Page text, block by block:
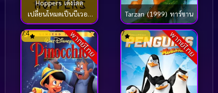
Hoppers เด้งโดด
เปลี่ยนโหมดเป็นบีเวอร์
(2026)
Tarzan (1999) ทาร์ซาน
พากย์ไทย
7.4 พากย์ไทย
7